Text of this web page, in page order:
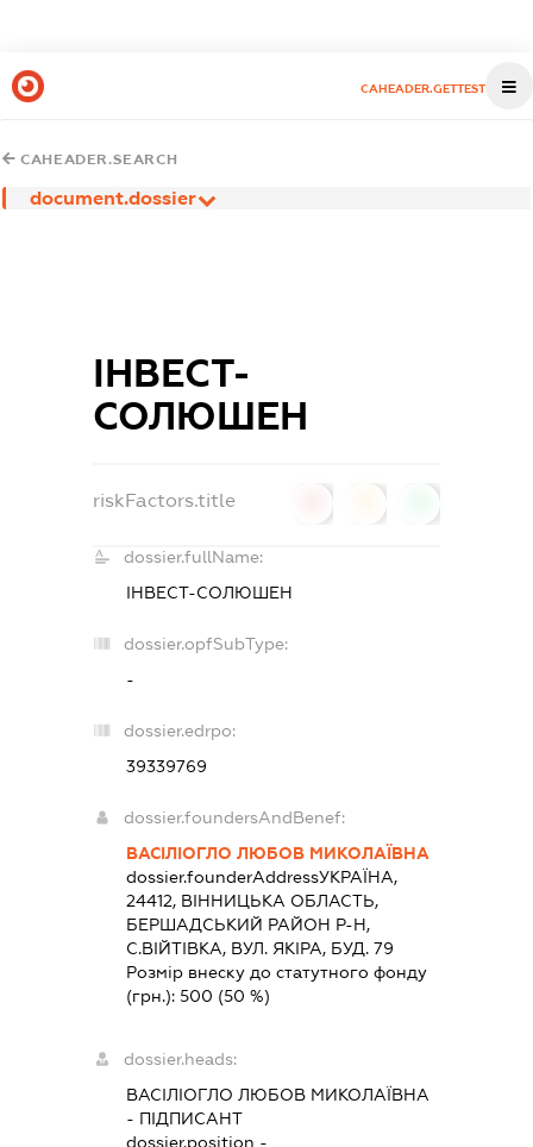
CAHEADER.GETTEST
CAHEADER.SEARCH
document.dossier
ІНВЕСТ-
СОЛЮШЕН
riskFactors.title
dossier.fullName:
ІНВЕСТ-СОЛЮШЕН
dossier.opfSubType:
-
dossier.edrpo:
39339769
dossier.foundersAndBenef:
ВАСІЛІОГЛО ЛЮБОВ МИКОЛАЇВНА
dossier.founderAddressУКРАЇНА,
24412, ВIННИЦЬКА ОБЛАСТЬ,
БЕРШАДСЬКИЙ РАЙОН Р-Н,
С.ВІЙТІВКА, ВУЛ. ЯКІРА, БУД. 79
Розмір внеску до статутного фонду
(грн.):500 (50 %)
dossier.heads:
ВАСІЛІОГЛО ЛЮБОВ МИКОЛАЇВНА
- ПІДПИСАНТ
dossier.position -